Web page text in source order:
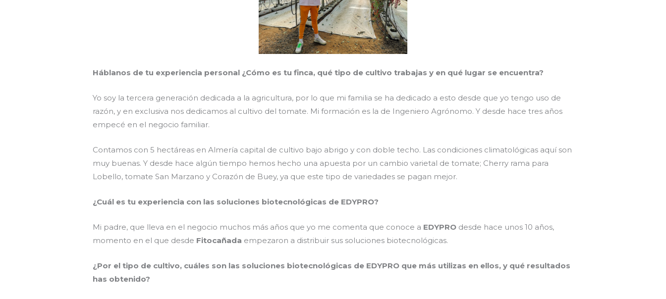
Háblanos de tu experiencia personal ¿Cómo es tu finca, qué tipo de cultivo trabajas y en qué lugar se encuentra?
Yo soy la tercera generación dedicada a la agricultura, por lo que mi familia se ha dedicado a esto desde que yo tengo uso de
razón, y en exclusiva nos dedicamos al cultivo del tomate. Mi formación es la de Ingeniero Agrónomo. Y desde hace tres años
empecé en el negocio familiar.
Contamos con 5 hectáreas en Almería capital de cultivo bajo abrigo y con doble techo. Las condiciones climatológicas aquí son
muy buenas. Y desde hace algún tiempo hemos hecho una apuesta por un cambio varietal de tomate; Cherry rama para
Lobello, tomate San Marzano y Corazón de Buey, ya que este tipo de variedades se pagan mejor.
¿Cuál es tu experiencia con las soluciones biotecnológicas de EDYPRO?
Mi padre, que lleva en el negocio muchos más años que yo me comenta que conoce a EDYPRO desde hace unos 10 años,
momento en el que desde Fitocañada empezaron a distribuir sus soluciones biotecnológicas.
¿Por el tipo de cultivo, cuáles son las soluciones biotecnológicas de EDYPRO que más utilizas en ellos, y qué resultados
has obtenido?